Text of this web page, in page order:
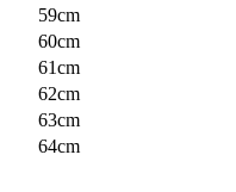
59cm
60cm
61cm
62cm
63cm
64cm